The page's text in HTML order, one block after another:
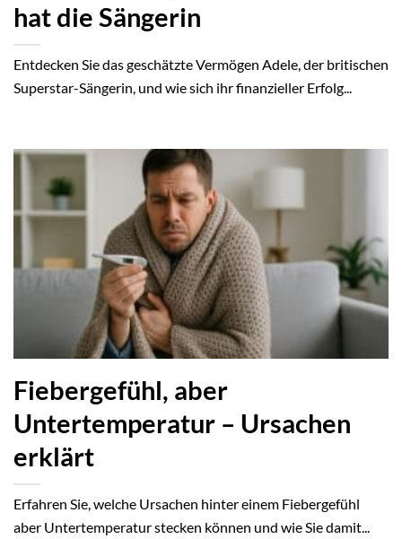
hat die Sängerin
Entdecken Sie das geschätzte Vermögen Adele, der britischen
Superstar-Sängerin, und wie sich ihr finanzieller Erfolg...
Fiebergefühl, aber
Untertemperatur – Ursachen
erklärt
Erfahren Sie, welche Ursachen hinter einem Fiebergefühl
aber Untertemperatur stecken können und wie Sie damit...